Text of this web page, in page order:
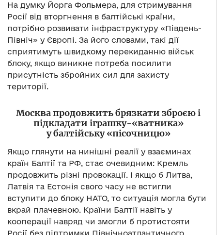
На думку Йорга Фольмера, для стримування
Росії від вторгнення в балтійські країни,
потрібно розвивати інфраструктуру «Південь-
Північ» у Європі. За його словами, такі дії
сприятимуть швидкому перекиданню військ
блоку, якщо виникне потреба посилити
присутність збройних сил для захисту
території.
Москва продовжить брязкати зброєю і
підкладати іграшку-«ватника»
у балтійську «пісочницю»
Якщо глянути на нинішні реалії у взаєминах
країн Балтії та РФ, стає очевидним: Кремль
продовжить різні провокації. І якщо б Литва,
Латвія та Естонія свого часу не встигли
вступити до блоку НАТО, то ситуація могла бути
вкрай плачевною. Країни Балтії навіть у
кооперації навряд чи змогли б протистояти
Росії без підтримки Північноатлантичного